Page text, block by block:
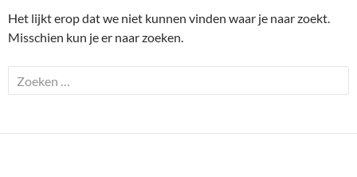
Het lijkt erop dat we niet kunnen vinden waar je naar zoekt.
Misschien kun je er naar zoeken.
Zoeken
naar: